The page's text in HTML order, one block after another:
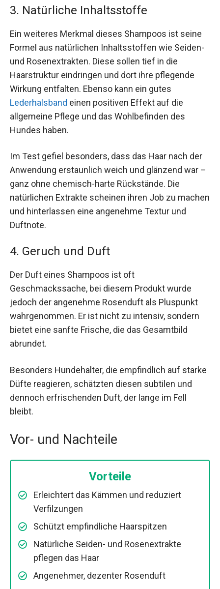
3. Natürliche Inhaltsstoffe
Ein weiteres Merkmal dieses Shampoos ist seine
Formel aus natürlichen Inhaltsstoffen wie Seiden-
und Rosenextrakten. Diese sollen tief in die
Haarstruktur eindringen und dort ihre pflegende
Wirkung entfalten. Ebenso kann ein gutes
Lederhalsband einen positiven Effekt auf die
allgemeine Pflege und das Wohlbefinden des
Hundes haben.
Im Test gefiel besonders, dass das Haar nach der
Anwendung erstaunlich weich und glänzend war –
ganz ohne chemisch-harte Rückstände. Die
natürlichen Extrakte scheinen ihren Job zu machen
und hinterlassen eine angenehme Textur und
Duftnote.
4. Geruch und Duft
Der Duft eines Shampoos ist oft
Geschmackssache, bei diesem Produkt wurde
jedoch der angenehme Rosenduft als Pluspunkt
wahrgenommen. Er ist nicht zu intensiv, sondern
bietet eine sanfte Frische, die das Gesamtbild
abrundet.
Besonders Hundehalter, die empfindlich auf starke
Düfte reagieren, schätzten diesen subtilen und
dennoch erfrischenden Duft, der lange im Fell
bleibt.
Vor- und Nachteile
Vorteile
Erleichtert das Kämmen und reduziert
Verfilzungen
Schützt empfindliche Haarspitzen
Natürliche Seiden- und Rosenextrakte
pflegen das Haar
Angenehmer, dezenter Rosenduft